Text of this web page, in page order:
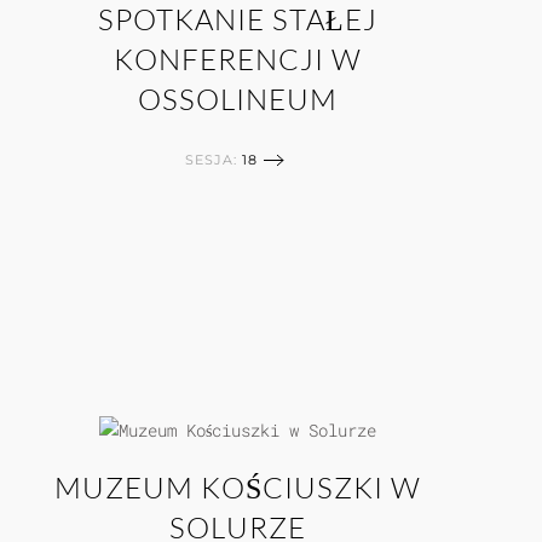
SPOTKANIE STAŁEJ
KONFERENCJI W
OSSOLINEUM
SESJA: 18
MUZEUM KOŚCIUSZKI W
SOLURZE